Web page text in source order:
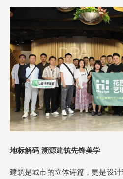
地标解码 溯源建筑先锋美学
建筑是城市的立体诗篇，更是设